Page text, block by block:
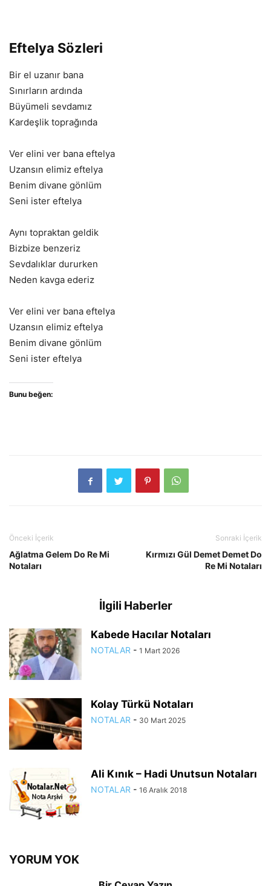
Eftelya Sözleri
Bir el uzanır bana
Sınırların ardında
Büyümeli sevdamız
Kardeşlik toprağında
Ver elini ver bana eftelya
Uzansın elimiz eftelya
Benim divane gönlüm
Seni ister eftelya
Aynı topraktan geldik
Bizbize benzeriz
Sevdalıklar dururken
Neden kavga ederiz
Ver elini ver bana eftelya
Uzansın elimiz eftelya
Benim divane gönlüm
Seni ister eftelya
Bunu beğen:
Önceki İçerik
Ağlatma Gelem Do Re Mi
Notaları
Sonraki İçerik
Kırmızı Gül Demet Demet Do
Re Mi Notaları
İlgili Haberler
Kabede Hacılar Notaları
NOTALAR - 1 Mart 2026
Kolay Türkü Notaları
NOTALAR - 30 Mart 2025
Ali Kınık – Hadi Unutsun Notaları
NOTALAR - 16 Aralık 2018
YORUM YOK